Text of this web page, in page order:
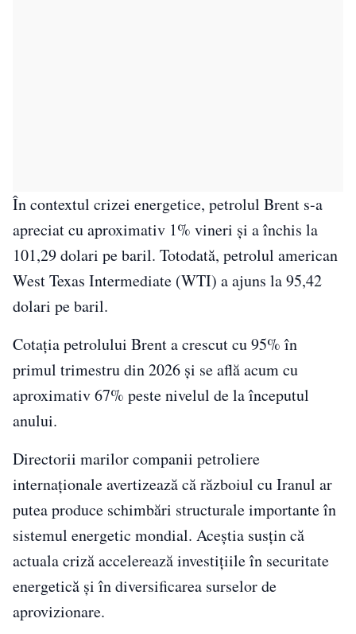
În contextul crizei energetice, petrolul Brent s-a
apreciat cu aproximativ 1% vineri şi a închis la
101,29 dolari pe baril. Totodată, petrolul american
West Texas Intermediate (WTI) a ajuns la 95,42
dolari pe baril.
Cotaţia petrolului Brent a crescut cu 95% în
primul trimestru din 2026 şi se află acum cu
aproximativ 67% peste nivelul de la începutul
anului.
Directorii marilor companii petroliere
internaţionale avertizează că războiul cu Iranul ar
putea produce schimbări structurale importante în
sistemul energetic mondial. Aceştia susţin că
actuala criză accelerează investiţiile în securitate
energetică şi în diversificarea surselor de
aprovizionare.